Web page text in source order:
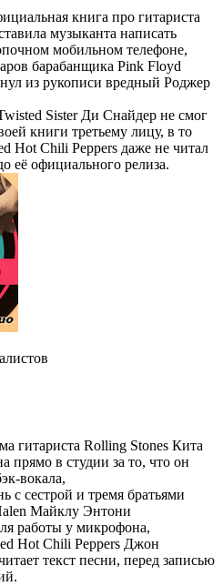
книга про гитариста
музыканта написать
мобильном телефоне,
барабанщика Pink Floyd
из рукописи вредный Роджер
Sister Ди Снайдер не смог
книги третьему лицу, в то
Hot Chili Peppers даже не читал
её официального релиза.
гитариста Rolling Stones Кита
прямо в студии за то, что он
вокала,
с сестрой и тремя братьями
Майклу Энтони
работы у микрофона,
Hot Chili Peppers Джон
текст песни, перед записью